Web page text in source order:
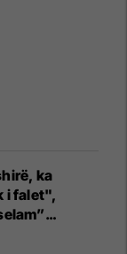
ka
i falet",